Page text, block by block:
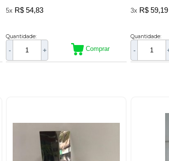
5x R$ 54,83
Quantidade:
- + Comprar
3x R$ 59,19
Quantidade:
-